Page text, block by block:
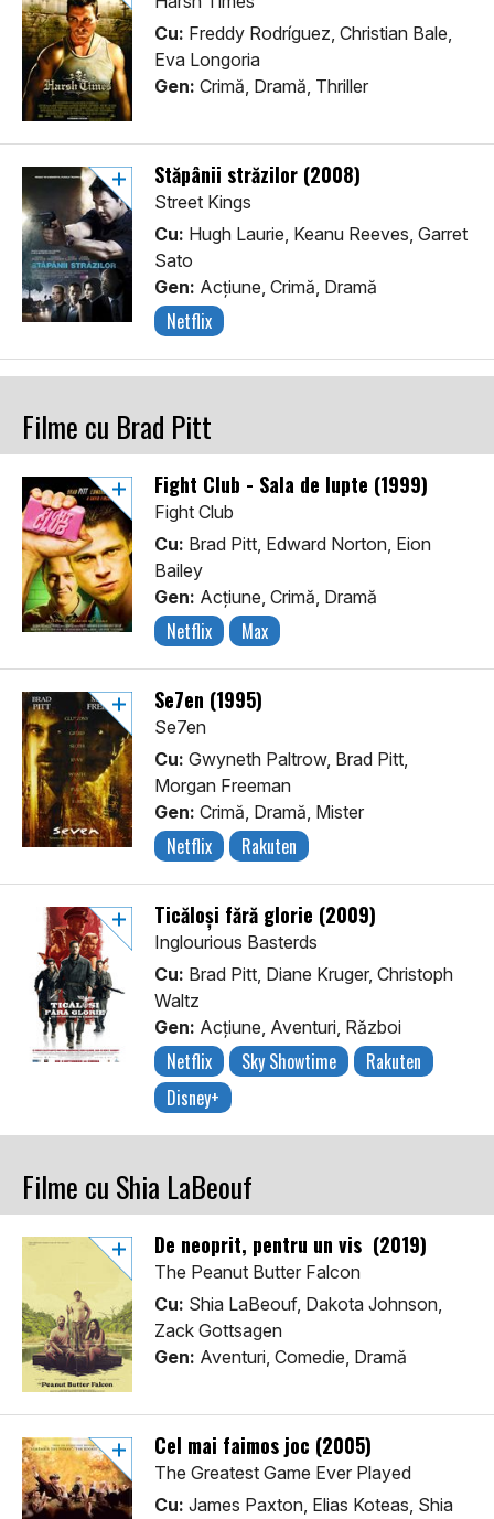
Cu: Freddy Rodríguez, Christian Bale,
Eva Longoria
Gen: Crimă, Dramă, Thriller
Stăpânii străzilor (2008)
Street Kings
Cu: Hugh Laurie, Keanu Reeves, Garret
Sato
Gen: Acţiune, Crimă, Dramă
Netflix
Filme cu Brad Pitt
Fight Club - Sala de lupte (1999)
Fight Club
Cu: Brad Pitt, Edward Norton, Eion
Bailey
Gen: Acţiune, Crimă, Dramă
Netflix Max
Se7en (1995)
Se7en
Cu: Gwyneth Paltrow, Brad Pitt,
Morgan Freeman
Gen: Crimă, Dramă, Mister
Netflix Rakuten
Ticăloși fără glorie (2009)
Inglourious Basterds
Cu: Brad Pitt, Diane Kruger, Christoph
Waltz
Gen: Acţiune, Aventuri, Război
Netflix Sky Showtime
Rakuten
Disney+
Filme cu Shia LaBeouf
De neoprit, pentru un vis (2019)
The Peanut Butter Falcon
Cu: Shia LaBeouf, Dakota Johnson,
Zack Gottsagen
Gen: Aventuri, Comedie, Dramă
Cel mai faimos joc (2005)
The Greatest Game Ever Played
Cu: James Paxton, Elias Koteas, Shia